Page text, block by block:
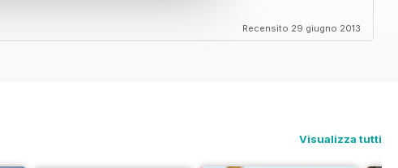
Recensito 29 giugno 2013
Visualizza tutti